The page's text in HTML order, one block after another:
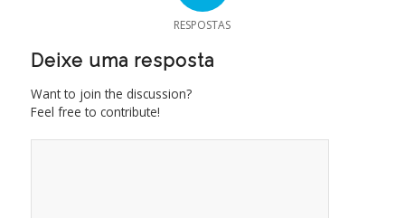
RESPOSTAS
Deixe uma resposta
Want to join the discussion?
Feel free to contribute!